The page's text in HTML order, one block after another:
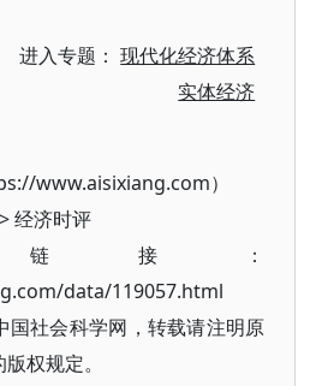
进入专题：现代化经济体系
实体经济
www.aisixiang.com）
>经济时评
接：
data/119057.html
国社会科学网，转载请注明原
权规定。